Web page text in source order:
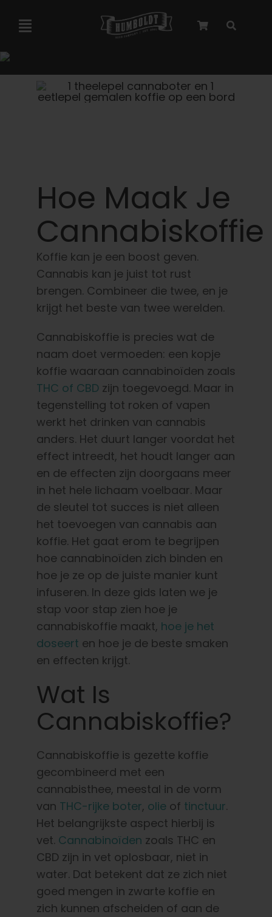
naar
Navigatie
Marley-samenwerking
Triploïde zaden
Tuinzaden
Leer
Druk op
Over
Pheno jagen
Behoud van Caribische genetica
Neem contact op met
Winkel op
Nederlands
Zoeken:
Hoe Maak Je
Cannabiskoffie
Koffie kan je een boost geven.
Cannabis kan je juist tot rust
brengen. Combineer die twee, en je
krijgt het beste van twee werelden.
Cannabiskoffie is precies wat de
naam doet vermoeden: een kopje
koffie waaraan cannabinoïden zoals
THC of CBD zijn toegevoegd. Maar in
tegenstelling tot roken of vapen
werkt het drinken van cannabis
anders. Het duurt langer voordat het
effect intreedt, het houdt langer aan
en de effecten zijn doorgaans meer
in het hele lichaam voelbaar. Maar
de sleutel tot succes is niet alleen
het toevoegen van cannabis aan
koffie. Het gaat erom te begrijpen
hoe cannabinoïden zich binden en
hoe je ze op de juiste manier kunt
infuseren. In deze gids laten we je
stap voor stap zien hoe je
cannabiskoffie maakt, hoe je het
doseert en hoe je de beste smaken
en effecten krijgt.
Wat Is
Cannabiskoffie?
Cannabiskoffie is gezette koffie
gecombineerd met een
cannabisthee, meestal in de vorm
van THC-rijke boter, olie of tinctuur.
Het belangrijkste aspect hierbij is
vet. Cannabinoïden zoals THC en
CBD zijn in vet oplosbaar, niet in
water. Dat betekent dat ze zich niet
goed mengen in zwarte koffie en
zich kunnen afscheiden of aan de